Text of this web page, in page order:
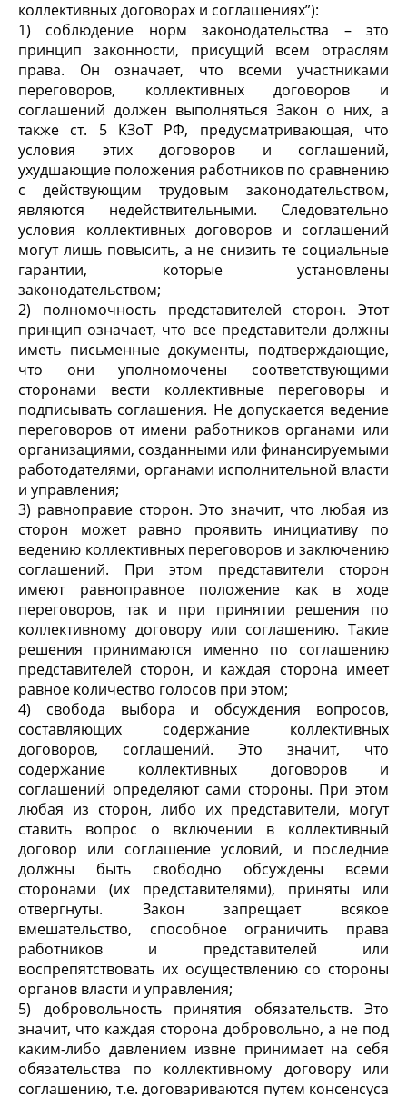
коллективных договорах и соглашениях”):
1) соблюдение норм законодательства – это
принцип законности, присущий всем отраслям
права. Он означает, что всеми участниками
переговоров, коллективных договоров и
соглашений должен выполняться Закон о них, а
также ст. 5 КЗоТ РФ, предусматривающая, что
условия этих договоров и соглашений,
ухудшающие положения работников по сравнению
с действующим трудовым законодательством,
являются недействительными. Следовательно
условия коллективных договоров и соглашений
могут лишь повысить, а не снизить те социальные
гарантии, которые установлены
законодательством;
2) полномочность представителей сторон. Этот
принцип означает, что все представители должны
иметь письменные документы, подтверждающие,
что они уполномочены соответствующими
сторонами вести коллективные переговоры и
подписывать соглашения. Не допускается ведение
переговоров от имени работников органами или
организациями, созданными или финансируемыми
работодателями, органами исполнительной власти
и управления;
3) равноправие сторон. Это значит, что любая из
сторон может равно проявить инициативу по
ведению коллективных переговоров и заключению
соглашений. При этом представители сторон
имеют равноправное положение как в ходе
переговоров, так и при принятии решения по
коллективному договору или соглашению. Такие
решения принимаются именно по соглашению
представителей сторон, и каждая сторона имеет
равное количество голосов при этом;
4) свобода выбора и обсуждения вопросов,
составляющих содержание коллективных
договоров, соглашений. Это значит, что
содержание коллективных договоров и
соглашений определяют сами стороны. При этом
любая из сторон, либо их представители, могут
ставить вопрос о включении в коллективный
договор или соглашение условий, и последние
должны быть свободно обсуждены всеми
сторонами (их представителями), приняты или
отвергнуты. Закон запрещает всякое
вмешательство, способное ограничить права
работников и представителей или
воспрепятствовать их осуществлению со стороны
органов власти и управления;
5) добровольность принятия обязательств. Это
значит, что каждая сторона добровольно, а не под
каким-либо давлением извне принимает на себя
обязательства по коллективному договору или
соглашению, т.е. договариваются путем консенсуса